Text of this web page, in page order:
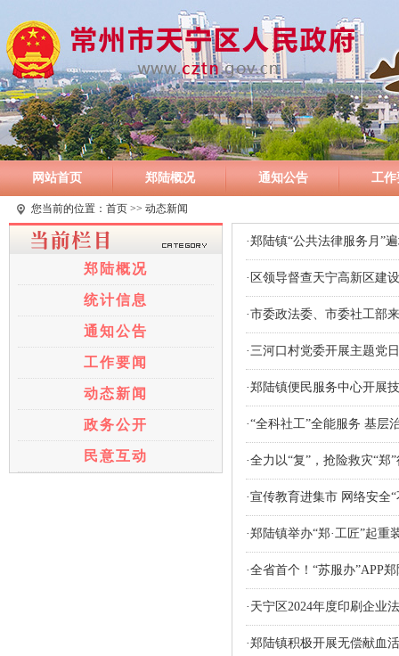
网站首页 郑陆概况 通知公告 工作
您当前的位置： 首页 >> 动态新闻
郑陆概况
统计信息
通知公告
工作要闻
动态新闻
政务公开
民意互动
·郑陆镇“公共法律服务月”
·区领导督查天宁高新区建
·市委政法委、市委社工部
·三河口村党委开展主题党
·郑陆镇便民服务中心开展
·“全科社工”全能服务 基层
·全力以“复”，抢险救灾“郑
·宣传教育进集市 网络安全
·郑陆镇举办“郑·工匠”起
·全省首个！“苏服办”APP
·天宁区2024年度印刷企业
·郑陆镇积极开展无偿献血